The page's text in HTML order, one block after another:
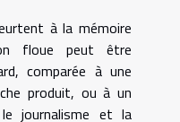
à la mémoire
floue peut être
comparée à une
produit, ou à un
journalisme et la